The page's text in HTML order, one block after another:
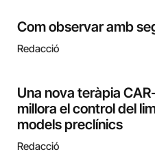
Com observar amb
Redacció
Una nova teràpia
millora el control del
models preclínics
Redacció